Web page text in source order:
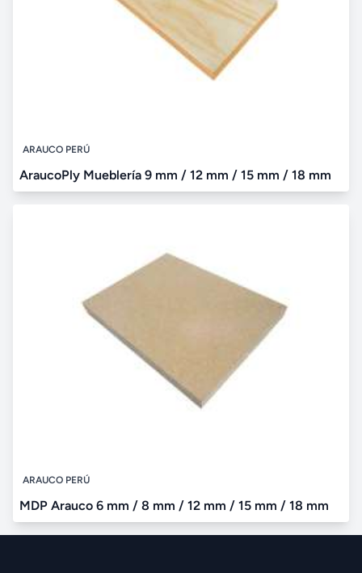
ARAUCO PERÚ
AraucoPly Mueblería 9 mm / 12 mm / 15 mm / 18 mm
ARAUCO PERÚ
MDP Arauco 6 mm / 8 mm / 12 mm / 15 mm / 18 mm